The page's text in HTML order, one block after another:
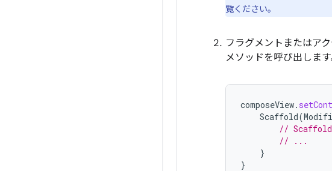
覧ください。
フラグメントまたはア
メソッドを呼び出しま
composeView.
Scaffold(
//
// ...
}
}